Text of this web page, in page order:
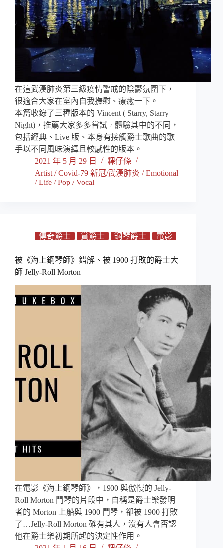
在這武漢肺炎第三級疫情警戒的陰鬱氛圍下，
很適合大家在室內自我撫慰、療癒一下。
本篇收錄了三種版本的 Vincent ( Starry, Starry
Night)，推薦大家多多嘗試，體驗其中的不同，
包括經典、Live 版、本身有接觸爵士歌曲的歌
手以不同風味演繹且較感性的版本。
2021 年 5 月 29 日
粿仔條
Artist /Covid-79 新冠/武漢肺炎 /Emotional
/Life /Pop /Vocal
傳奇爵士 賞爵士 鋼琴爵士 電影
被《海上鋼琴師》錯解、被 1900 打敗的爵士大
師 Jelly-Roll Morton
在電影《海上鋼琴師》，1900 與傲慢的 Jelly-
Roll Morton 鬥琴的片段中，自稱是爵士樂發明
者的 Morton 上船與 1900 鬥琴，卻被 1900 打敗
了…Jelly-Roll Morton 確有其人，沒有人會否認
他在爵士樂初期所起的決定性作用。